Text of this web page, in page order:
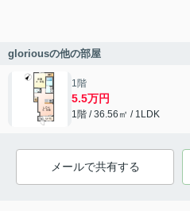
gloriousの他の部屋
1階
5.5万円
1階 / 36.56㎡ / 1LDK
メールで共有する